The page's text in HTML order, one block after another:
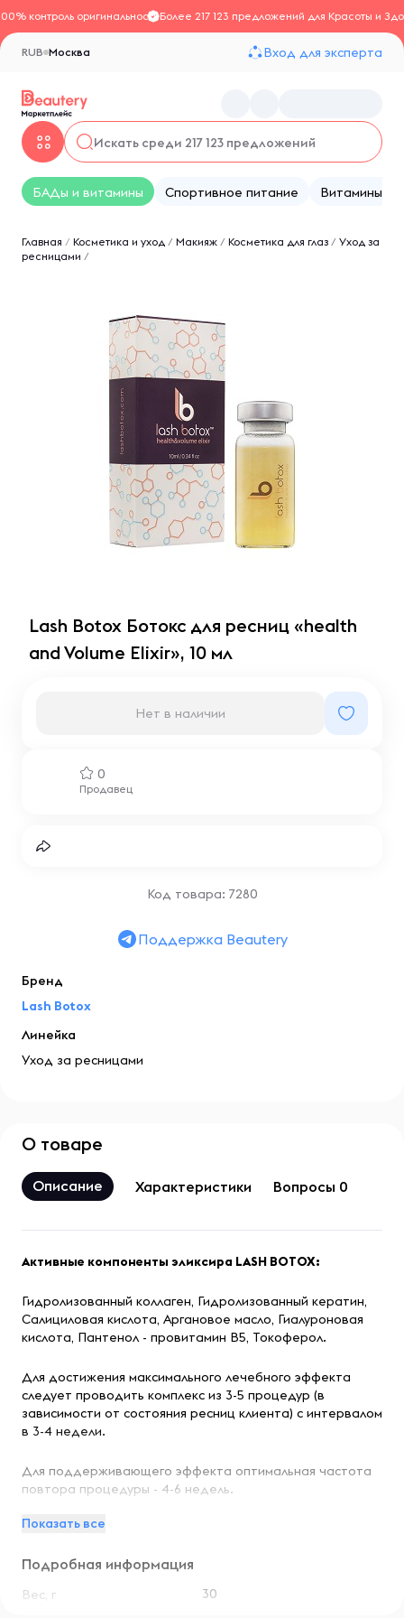
контроль оригинальностиБолее 217 123 предложений для Красоты и
Москва
RUB Вход для эксперта
БАДы и витамины Спортивное питание Витамины
Главная / Косметика и уход / Макияж / Косметика для глаз / Уход за
ресницами /
Lash Botox Ботокс для ресниц «health
and Volume Elixir», 10 мл
0
Продавец
Нет в наличии
Код товара: 7280
Поддержка Beautery
Бренд
Lash Botox
Линейка
Уход за ресницами
О товаре
Описание Характеристики Вопросы 0
Активные компоненты эликсира LASH BOTOX:
Гидролизованный коллаген, Гидролизованный кератин,
Салициловая кислота, Аргановое масло, Гиалуроновая
кислота, Пантенол - провитамин B5, Токоферол.
Для достижения максимального лечебного эффекта
следует проводить комплекс из 3-5 процедур (в
зависимости от состояния ресниц клиента) с интервалом
в 3-4 недели.
Для поддерживающего эффекта оптимальная частота
повтора процедуры - 4-6 недель.
Накопительный эффект ботокса ресниц:- После первой
40%.- Каждая новая процедура усиливает
увеличивает объем и длину ресниц до 60-70% от
Показать все
Подробная информация
Вес, г 30